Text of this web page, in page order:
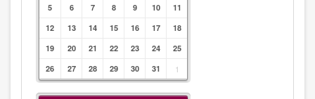
5 6 7 8 9 10
11
12
13 14 15 16 17
18
19
20 21 22 23 24
25
26
27 28 29 30 31 1